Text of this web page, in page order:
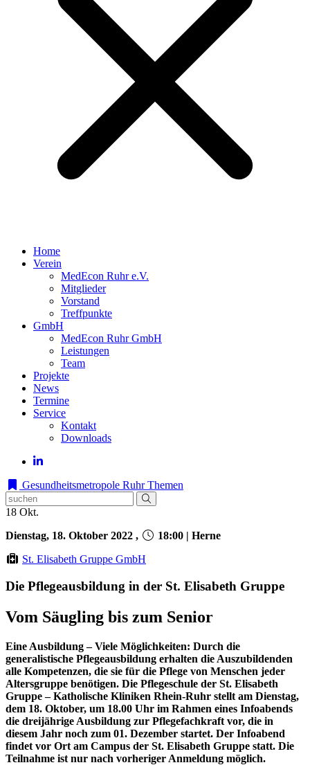
Home
Verein
MedEcon Ruhr e.V.
Mitglieder
Vorstand
Treffpunkte
GmbH
MedEcon Ruhr GmbH
Leistungen
Team
Projekte
News
Termine
Service
Kontakt
Downloads
Gesundheitsmetropole Ruhr Themen
18 Okt.
Dienstag, 18. Oktober 2022 ,
18:00 | Herne
St. Elisabeth Gruppe GmbH
Die Pflegeausbildung in der St. Elisabeth Gruppe
Vom Säugling bis zum Senior
Eine Ausbildung – Viele Möglichkeiten: Durch die
generalistische Pflegeausbildung erhalten die Auszubildenden
alle Kompetenzen, die sie für die Pflege von Menschen jeder
Altersgruppe benötigen. Die Pflegeschule der St. Elisabeth
Gruppe – Katholische Kliniken Rhein-Ruhr stellt am Dienstag,
dem 18. Oktober, um 18.00 Uhr im Rahmen eines Infoabends
die dreijährige Ausbildung zur Pflegefachkraft vor, die in
diesem Jahr noch zum 01. Dezember startet. Der Infoabend
findet vor Ort am Campus der St. Elisabeth Gruppe statt. Die
Teilnahme ist nur nach vorheriger Anmeldung möglich.